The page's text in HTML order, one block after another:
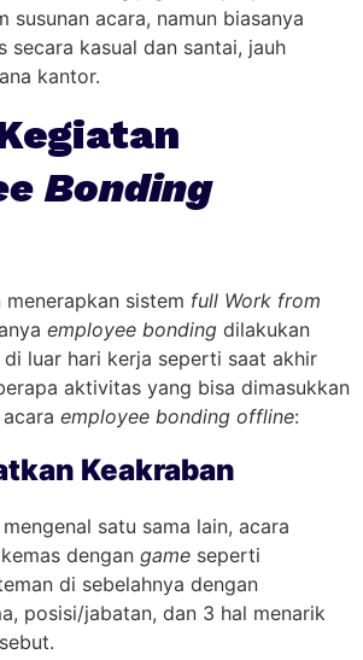
susunan acara, namun biasanya
secara kasual dan santai, jauh
kantor.
Bonding
menerapkan sistem full Work from
employee bonding dilakukan
di luar hari kerja seperti saat akhir
aktivitas yang bisa dimasukkan
employee bonding offline:
Keakraban
satu sama lain, acara
dengan game seperti
di sebelahnya dengan
posisi/jabatan, dan 3 hal menarik